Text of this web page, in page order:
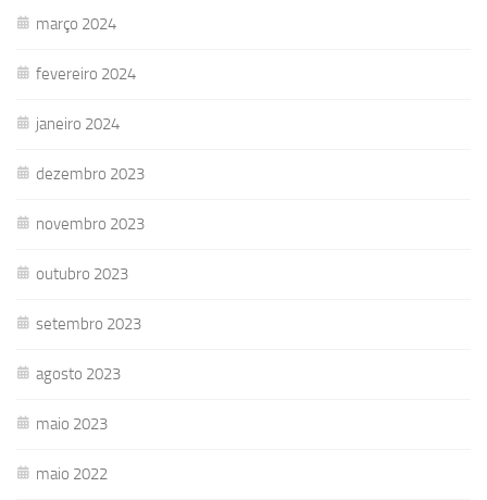
março 2024
fevereiro 2024
janeiro 2024
dezembro 2023
novembro 2023
outubro 2023
setembro 2023
agosto 2023
maio 2023
maio 2022